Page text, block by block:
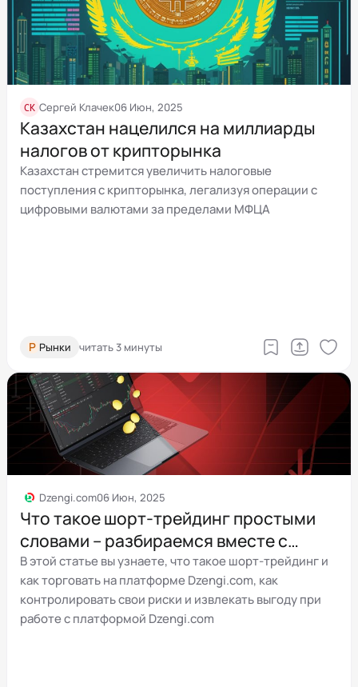
СК Сергей Клачек06 Июн, 2025
Казахстан нацелился на миллиарды
налогов от крипторынка
Казахстан стремится увеличить налоговые
поступления с крипторынка, легализуя операции с
цифровыми валютами за пределами МФЦА
Р Рынки читать 3 минуты
Dzengi.com06 Июн, 2025
Что такое шорт-трейдинг простыми
словами – разбираемся вместе с
Dzengi.com
В этой статье вы узнаете, что такое шорт-трейдинг и
как торговать на платформе Dzengi.com, как
контролировать свои риски и извлекать выгоду при
работе с платформой Dzengi.com